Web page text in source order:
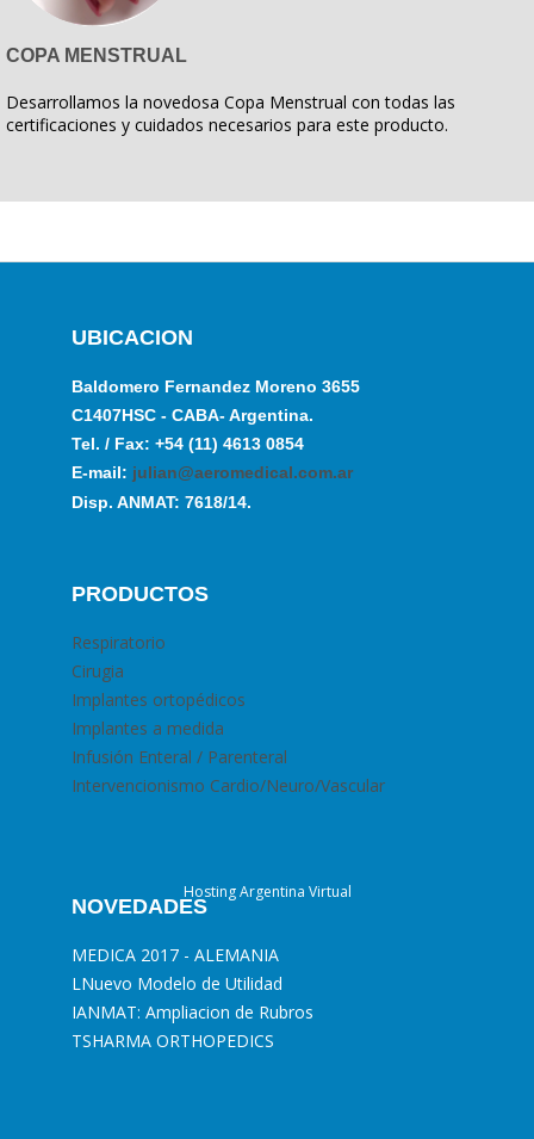
COPA MENSTRUAL
Desarrollamos la novedosa Copa Menstrual con todas las
certificaciones y cuidados necesarios para este producto.
UBICACION
Baldomero Fernandez Moreno 3655
C1407HSC - CABA- Argentina.
Tel. / Fax: +54 (11) 4613 0854
E-mail: julian@aeromedical.com.ar
Disp. ANMAT: 7618/14.
PRODUCTOS
Respiratorio
Cirugia
Implantes ortopédicos
Implantes a medida
Infusión Enteral / Parenteral
Intervencionismo Cardio/Neuro/Vascular
NOVEDADES
MEDICA 2017 - ALEMANIA
LNuevo Modelo de Utilidad
IANMAT: Ampliacion de Rubros
TSHARMA ORTHOPEDICS
Hosting Argentina Virtual